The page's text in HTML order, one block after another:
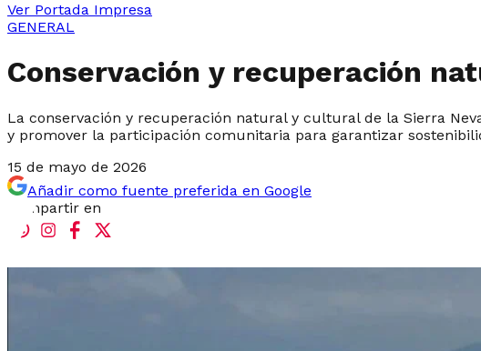
Ver Portada Impresa
GENERAL
Conservación y recuperación
La conservación y recuperación natural y cultural de la Sierra
y promover la participación comunitaria para garantizar
15 de mayo de 2026
Añadir como fuente preferida en Google
Compartir en